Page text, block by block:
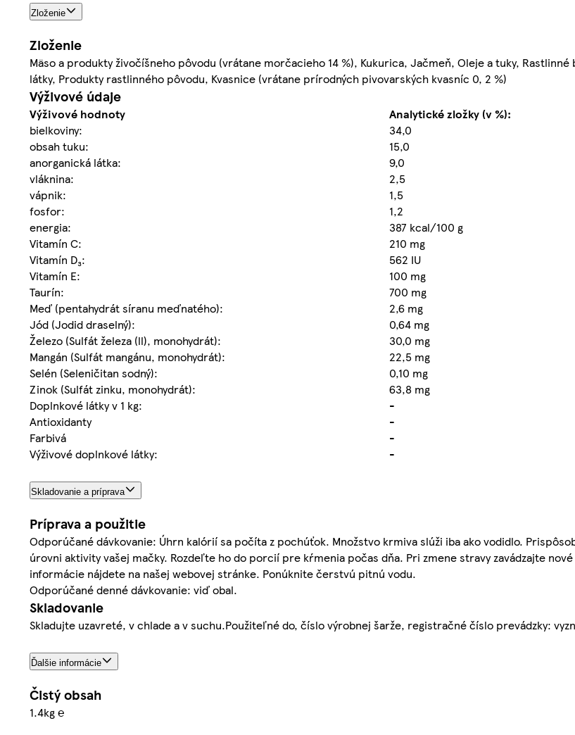
Zloženie
Zloženie
Mäso a produkty živočíšneho pôvodu (vrátane morčacieho 14 %), Kukurica, Jačmeň, Oleje a tuky,
látky, Produkty rastlinného pôvodu, Kvasnice (vrátane prírodných pivovarských kvasníc 0, 2 %)
Výživové údaje
Výživové hodnoty
Analytické zložky (v %):
bielkoviny:
34,0
obsah tuku:
15,0
anorganická látka:
9,0
vláknina:
2,5
vápnik:
1,5
fosfor:
1,2
energia:
387 kcal/100 g
Vitamín C:
210 mg
Vitamín D₃:
562 IU
Vitamín E:
100 mg
Taurín:
700 mg
Meď (pentahydrát síranu meďnatého):
2,6 mg
Jód (Jodid draselný):
0,64 mg
Železo (Sulfát železa (ll), monohydrát):
30,0 mg
Mangán (Sulfát mangánu, monohydrát):
22,5 mg
Selén (Seleničitan sodný):
0,10 mg
Zinok (Sulfát zinku, monohydrát):
63,8 mg
Doplnkové látky v 1 kg:
-
Antioxidanty
-
Farbivá
-
Výživové doplnkové látky:
-
Skladovanie a príprava
Príprava a použitie
Odporúčané dávkovanie: Úhrn kalórií sa počíta z pochúťok. Množstvo krmiva slúži iba ako vodidlo.
úrovni aktivity vašej mačky. Rozdeľte ho do porcií pre kŕmenia počas dňa. Pri zmene stravy zavádzajte
informácie nájdete na našej webovej stránke. Ponúknite čerstvú pitnú vodu.
Odporúčané denné dávkovanie: viď obal.
Skladovanie
Skladujte uzavreté, v chlade a v suchu.Použiteľné do, číslo výrobnej šarže, registračné číslo prevádzky:
Ďalšie informácie
Čistý obsah
1.4kg ℮